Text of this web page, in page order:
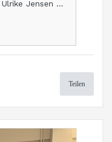
Jensen …
Teilen